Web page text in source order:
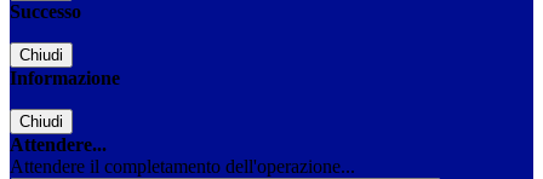
Successo
Chiudi
Informazione
Chiudi
Attendere...
Attendere il completamento dell'operazione...